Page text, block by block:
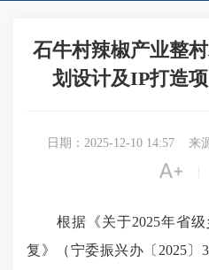
石牛村辣椒产业整
划设计及IP打造
日期：2025-12-10 14:57 来

根据《关于2025年省
复 》 （宁委振兴办〔2025〕